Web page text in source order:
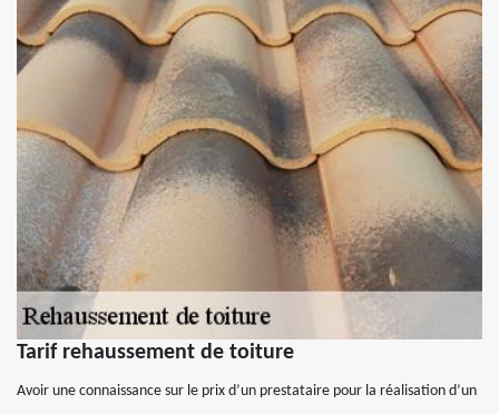
Tarif rehaussement de toiture
Avoir une connaissance sur le prix d’un prestataire pour la réalisation d’un